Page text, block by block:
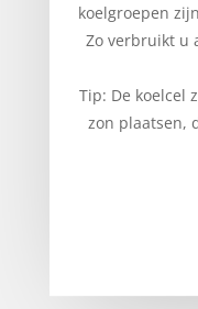
koelgroepen
Zo verbruikt u
Tip: De koelcel
zon plaatsen,